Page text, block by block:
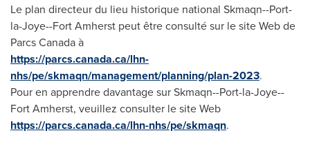
Le plan directeur du lieu historique national Skmaqn--Port-
la-Joye--Fort Amherst peut être consulté sur le site Web de
Parcs Canada à
https://parcs.canada.ca/lhn-
nhs/pe/skmaqn/management/planning/plan-2023.
Pour en apprendre davantage sur Skmaqn--Port-la-Joye--
Fort Amherst, veuillez consulter le site Web
https://parcs.canada.ca/lhn-nhs/pe/skmaqn.